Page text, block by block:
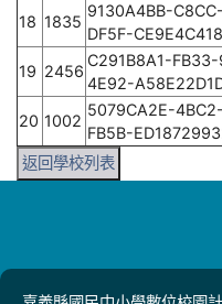
18 1835
9130A4BB-
DF5F-
19 2456
C291B8A1-
4E92-
20 1002
5079CA2E-
FB5B-
返回學校列表